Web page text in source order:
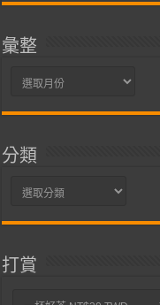
彙整
彙
分類
分
打賞